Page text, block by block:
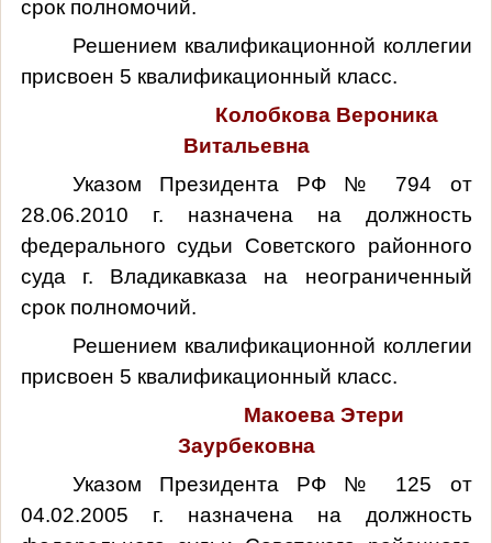
срок полномочий.
Решением квалификационной коллегии
присвоен 5 квалификационный класс.
Колобкова Вероника
Витальевна
Указом Президента РФ № 794 от
28.06.2010 г. назначена на должность
федерального судьи Советского районного
суда г. Владикавказа на неограниченный
срок полномочий.
Решением квалификационной коллегии
присвоен 5 квалификационный класс.
Макоева Этери
Заурбековна
Указом Президента РФ № 125 от
04.02.2005 г. назначена на должность